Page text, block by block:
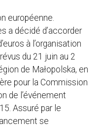
européenne.
a décidé d’accorder
à l’organisation
du 21 juin au 2
de Małopolska, en
pour la Commission
de l’événement
Assuré par le
se